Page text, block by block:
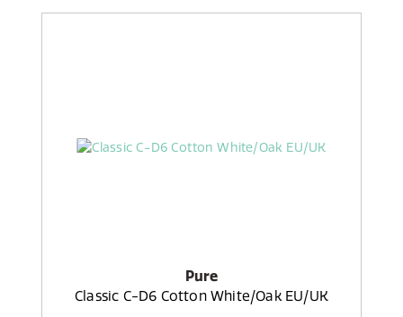
Pure
Classic C-D6 Cotton White/Oak EU/UK